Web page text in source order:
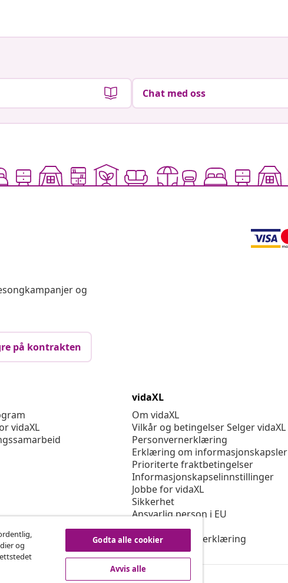
Chat med oss
og
på kontrakten
vidaXL
vidaXL
Om vidaXL
Vilkår og betingelser Selger vidaXL
Personvernerklæring
Erklæring om informasjonskapsler
Prioriterte fraktbetingelser
Informasjonskapselinnstillinger
Jobbe for vidaXL
Sikkerhet
Ansvarlig person i EU
Politikken EPR
Tilgjengelighetserklæring
og
Godta alle cookier
Avvis alle